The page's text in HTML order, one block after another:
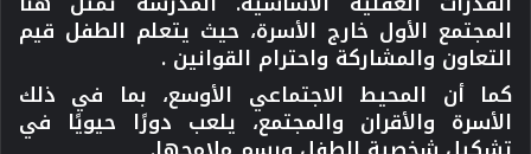
المجتمع الأول خارج الأسرة، حيث يتعلم الطفل قيم
التعاون والمشاركة واحترام القوانين .
كما أن المحيط الاجتماعي الأوسع، بما في ذلك
الأسرة والأقران والمجتمع، يلعب دورًا حيويًا في